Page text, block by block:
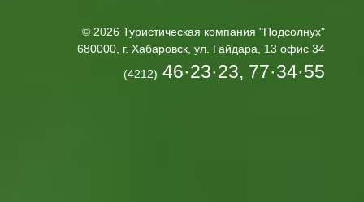
© 2026 Туристическая компания "Подсолнух"
680000, г. Хабаровск, ул. Гайдара, 13 офис 34
(4212) 46·23·23, 77·34·55